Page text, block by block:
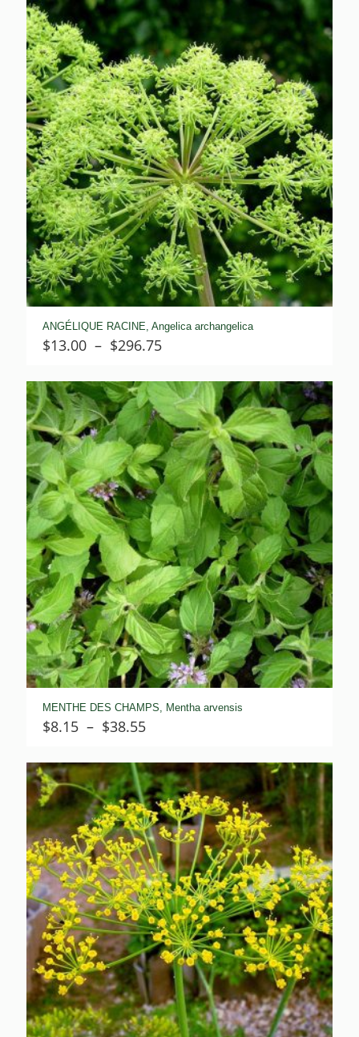
ANGÉLIQUE RACINE, Angelica archangelica
$13.00 – $296.75Plage
$13.00
à
$296.75
MENTHE DES CHAMPS, Mentha arvensis
$8.15 – $38.55Plage
$8.15
à
$38.55